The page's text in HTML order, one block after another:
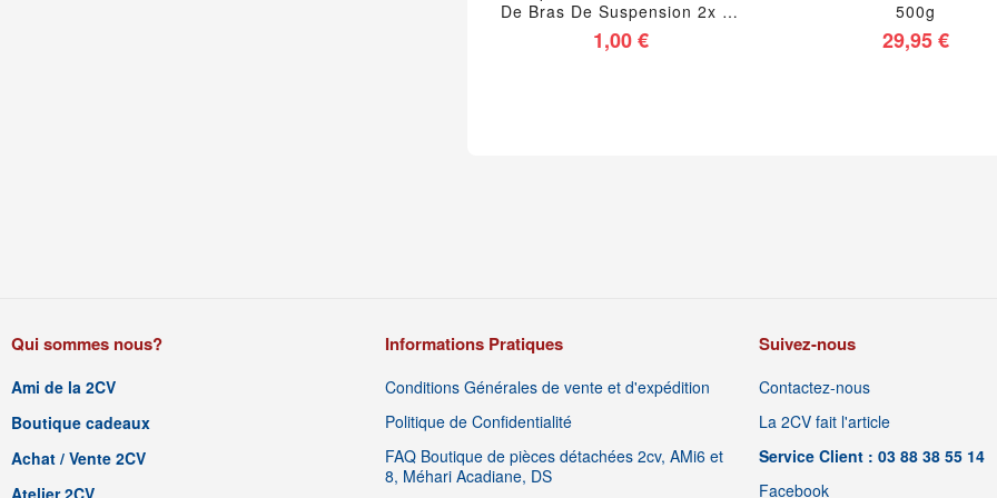
De Bras De Suspension 2x 25
, Écrou De Coiffe De Rotule Et
Centreur De Freins 2cv
1,00 €
500g
29,95 €
Qui sommes nous?
Ami de la 2CV
Boutique cadeaux
Achat / Vente 2CV
Atelier 2CV
Informations Pratiques
Conditions Générales de vente et d'expédition
Politique de Confidentialité
FAQ Boutique de pièces détachées 2cv, AMi6 et
8, Méhari Acadiane, DS
Suivez-nous
Contactez-nous
La 2CV fait l'article
Service Client : 03 88 38 55 14
Facebook